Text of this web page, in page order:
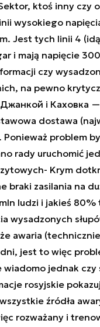
ktoś inny czy
wysokiego
Jest tych linii 4
i mają napięcie
czy
na pewno
i Каховка —
dostawa
problem
rady uruchomić
Krym
braki zasilania na
ludzi i jakieś
wysadzonych
awaria
jest to więc
wiadomo jednak czy
rosyjskie
źródła
rozważany i